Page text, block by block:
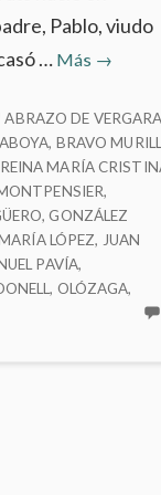
Pablo, viudo
… Más General
→
ABRAZO DE
, BRAVO
MARÍA
,
,GONZÁLEZ
LÓPEZ, JUAN
PAVÍA,
, OLÓZAGA,